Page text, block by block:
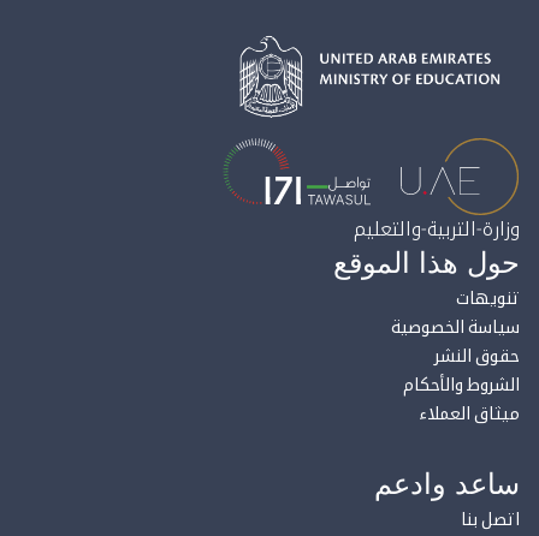
وزارة-التربية-والتعليم
حول هذا الموقع
تنويهات
سياسة الخصوصية
حقوق النشر
الشروط والأحكام
ميثاق العملاء
ساعد وادعم
اتصل بنا